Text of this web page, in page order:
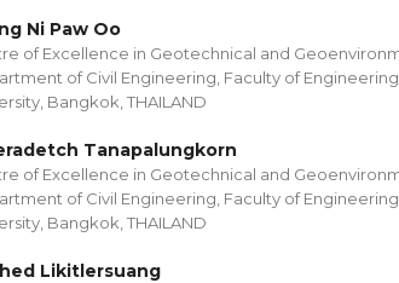
Ni Paw Oo
of Excellence in Geotechnical and
of Civil Engineering, Faculty of
Bangkok, THAILAND
Tanapalungkorn
of Excellence in Geotechnical and
of Civil Engineering, Faculty of
Bangkok, THAILAND
Likitlersuang